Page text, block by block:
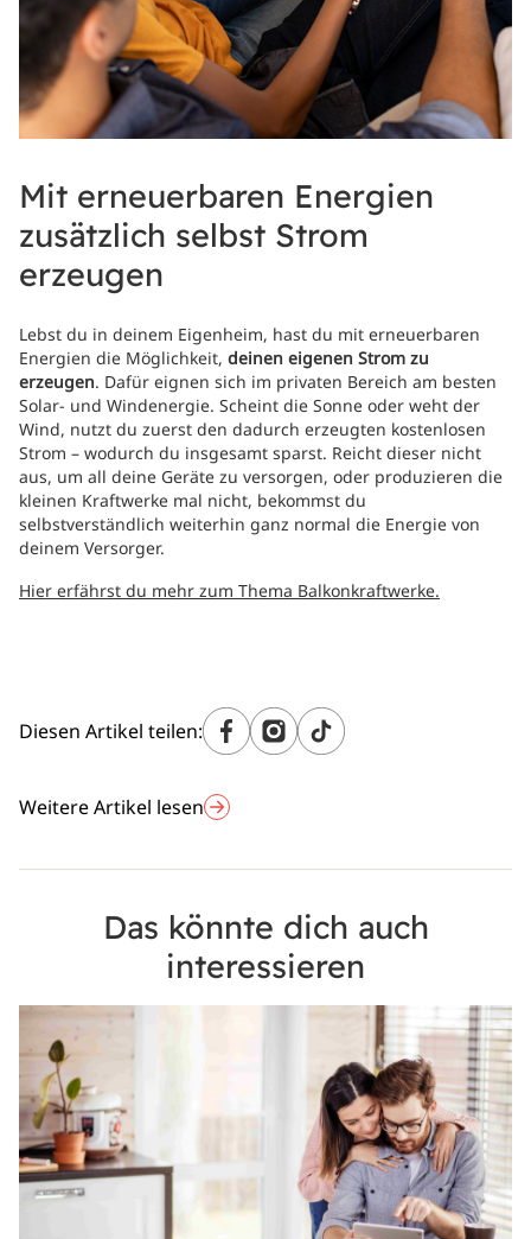
Mit erneuerbaren Energien
zusätzlich selbst Strom
erzeugen
Lebst du in deinem Eigenheim, hast du mit erneuerbaren
Energien die Möglichkeit, deinen eigenen Strom zu
erzeugen. Dafür eignen sich im privaten Bereich am besten
Solar- und Windenergie. Scheint die Sonne oder weht der
Wind, nutzt du zuerst den dadurch erzeugten kostenlosen
Strom – wodurch du insgesamt sparst. Reicht dieser nicht
aus, um all deine Geräte zu versorgen, oder produzieren die
kleinen Kraftwerke mal nicht, bekommst du
selbstverständlich weiterhin ganz normal die Energie von
deinem Versorger.
Hier erfährst du mehr zum Thema Balkonkraftwerke.
Diesen Artikel teilen:
Weitere Artikel lesen
Das könnte dich auch
interessieren